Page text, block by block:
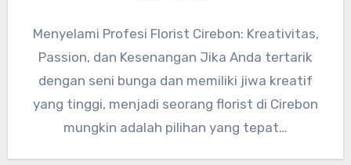
Menyelami Profesi Florist Cirebon: Kreativitas,
Passion, dan Kesenangan Jika Anda tertarik
dengan seni bunga dan memiliki jiwa kreatif
yang tinggi, menjadi seorang florist di Cirebon
mungkin adalah pilihan yang tepat…